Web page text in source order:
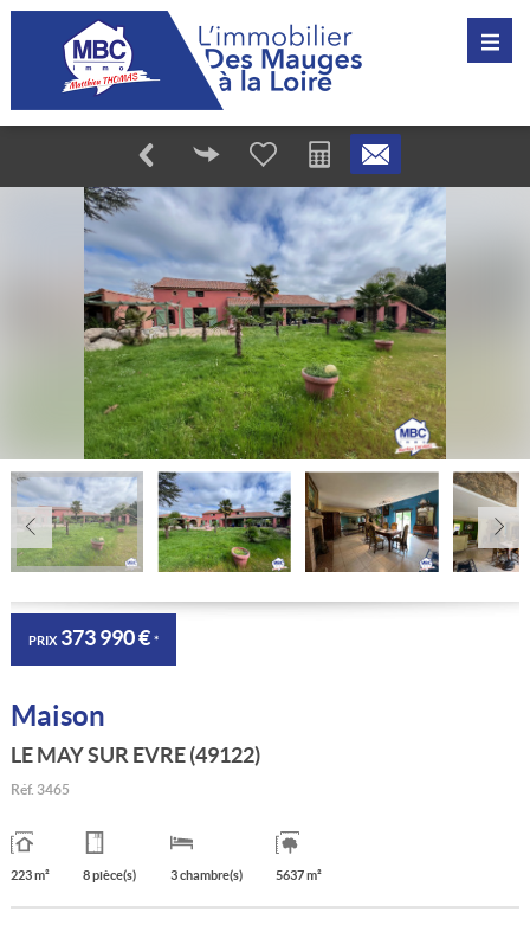
PRIX373 990 € *
Maison
LE MAY SUR EVRE (49122)
Réf. 3465
223 m² 8 pièce(s) 3 chambre(s) 5637 m²